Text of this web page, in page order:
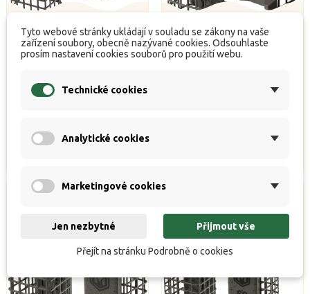
Feederové krmítko
Nature line square L - 80g
K dispozici
Koupit
Feederové krmítko
EasyGrip square M - 30g
Tyto webové stránky ukládají v souladu se zákony na vaše
zařízení soubory, obecně nazývané cookies. Odsouhlaste
prosím nastavení cookies souborů pro použití webu.
Technické cookies
Analytické cookies
Marketingové cookies
Jen nezbytné Přijmout vše
Přejít na stránku Podrobně o cookies